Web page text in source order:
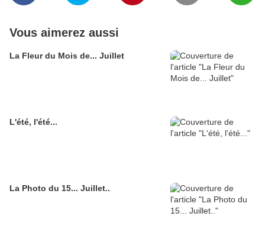
Vous aimerez aussi
La Fleur du Mois de... Juillet
L'été, l'été...
La Photo du 15... Juillet..